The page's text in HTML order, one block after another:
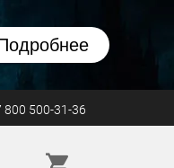
800 500-31-36